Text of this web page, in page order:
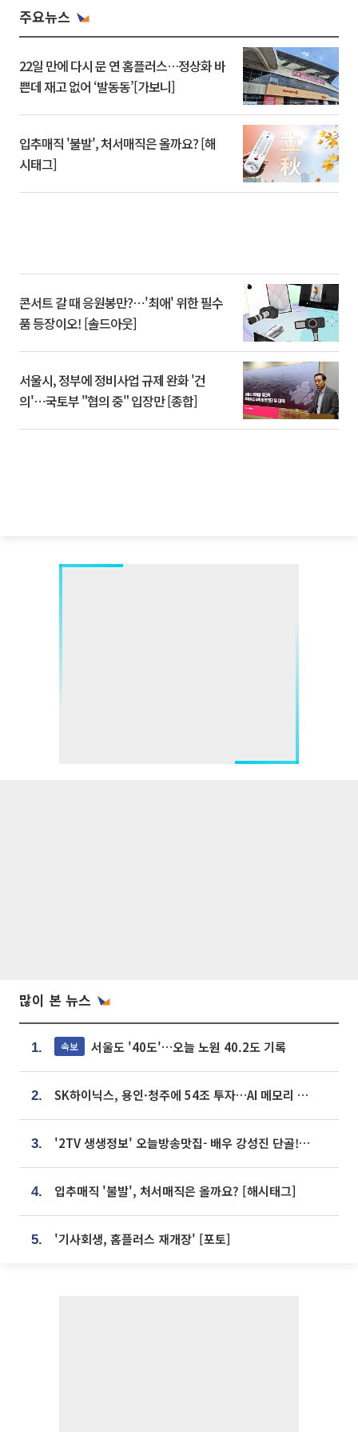
주요뉴스
22일 만에 다시 문 연 홈플러스…정상화 바
쁜데 재고 없어 ‘발동동’[가보니]
입추매직 '불발', 처서매직은 올까요? [해
시태그]
콘서트 갈 때 응원봉만?⋯'최애' 위한 필수
품 등장이오! [솔드아웃]
서울시, 정부에 정비사업 규제 완화 '건
의'⋯국토부 "협의 중" 입장만 [종합]
많이 본 뉴스
1. 속보 서울도 '40도'…오늘 노원 40.2도 기록
2. SK하이닉스, 용인·청주에 54조 투자…AI 메모리 생산기지 키운다
3. '2TV 생생정보' 오늘방송맛집- 배우 강성진 단골! 쌀국수ㆍ푸팟퐁 커리 맛집 '블○○○'
4. 입추매직 '불발', 처서매직은 올까요? [해시태그]
5. '기사회생, 홈플러스 재개장' [포토]